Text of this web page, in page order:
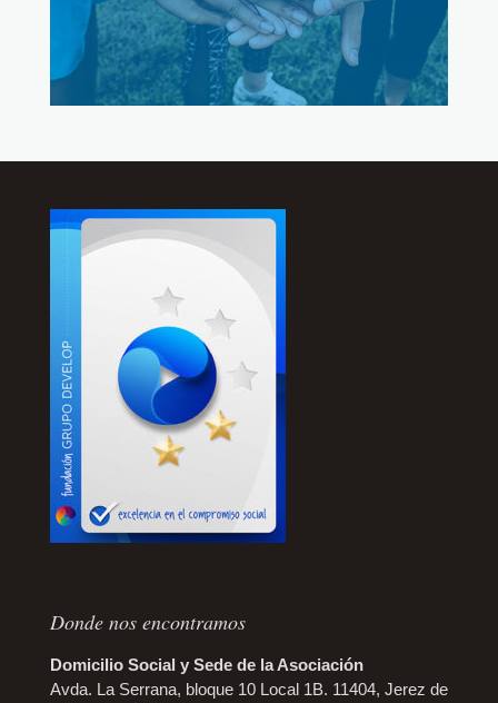
Donde nos encontramos
Domicilio Social y Sede de la Asociación
Avda. La Serrana, bloque 10 Local 1B. 11404, Jerez de